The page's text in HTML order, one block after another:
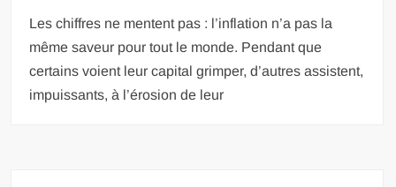
Les chiffres ne mentent pas : l’inflation n’a pas la
même saveur pour tout le monde. Pendant que
certains voient leur capital grimper, d’autres assistent,
impuissants, à l’érosion de leur